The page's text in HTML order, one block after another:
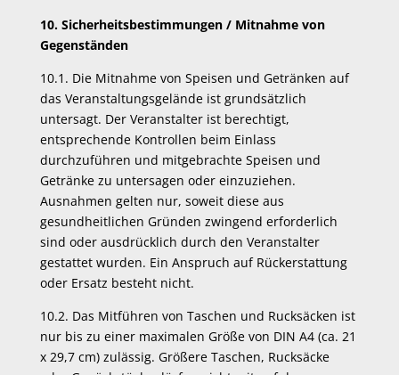
10. Sicherheitsbestimmungen / Mitnahme von
Gegenständen
10.1. Die Mitnahme von Speisen und Getränken auf
das Veranstaltungsgelände ist grundsätzlich
untersagt. Der Veranstalter ist berechtigt,
entsprechende Kontrollen beim Einlass
durchzuführen und mitgebrachte Speisen und
Getränke zu untersagen oder einzuziehen.
Ausnahmen gelten nur, soweit diese aus
gesundheitlichen Gründen zwingend erforderlich
sind oder ausdrücklich durch den Veranstalter
gestattet wurden. Ein Anspruch auf Rückerstattung
oder Ersatz besteht nicht.
10.2. Das Mitführen von Taschen und Rucksäcken ist
nur bis zu einer maximalen Größe von DIN A4 (ca. 21
x 29,7 cm) zulässig. Größere Taschen, Rucksäcke